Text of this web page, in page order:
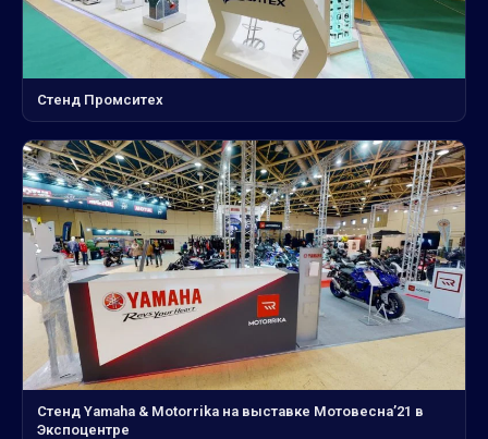
Стенд Промситех
Стенд Yamaha & Motorrika на выставке Мотовесна’21 в
Экспоцентре